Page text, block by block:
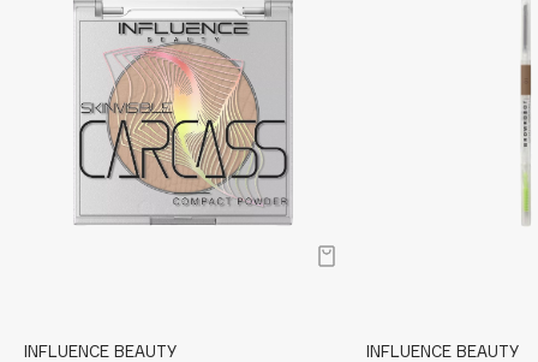
Capelli Dorati
Carbon Theory
Carolina Herrera
Celimax
Clarins Precious
INFLUENCE BEAUTY
INFLUENCE BEAUTY